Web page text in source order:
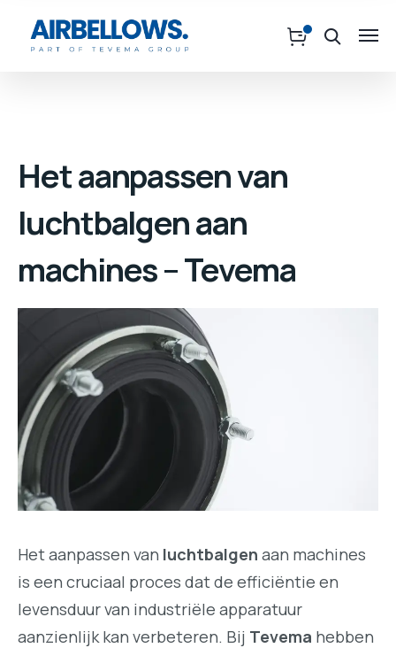
Het aanpassen van
luchtbalgen aan
machines – Tevema
Het aanpassen van luchtbalgen aan machines
is een cruciaal proces dat de efficiëntie en
levensduur van industriële apparatuur
aanzienlijk kan verbeteren. Bij Tevema hebben